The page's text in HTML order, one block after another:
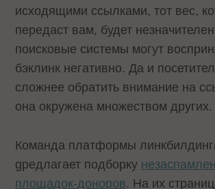
исходящими ссылками, тот вес,
передаст вам, будет
поисковые системы могут
бэклинк негативно. Да и
сложнее обратить внимание на
она окружена множеством других.
Команда платформы
gредлагает подборку
площадок-доноров. На их